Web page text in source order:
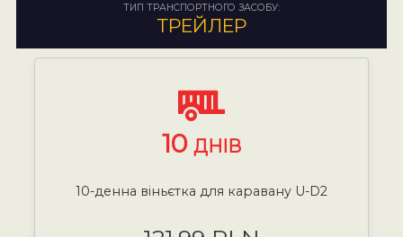
ТИП ТРАНСПОРТНОГО ЗАСОБУ:
ТРЕЙЛЕР
10 ДНІВ
10-денна віньєтка для каравану U-D2